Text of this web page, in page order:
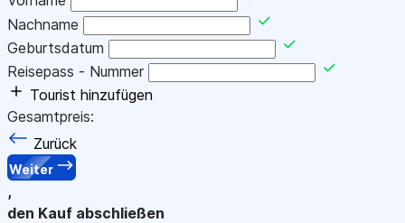
Nachname
Geburtsdatum
Reisepass - Nummer
Tourist hinzufügen
Gesamtpreis:
Zurück
Weiter
,
den Kauf abschließen